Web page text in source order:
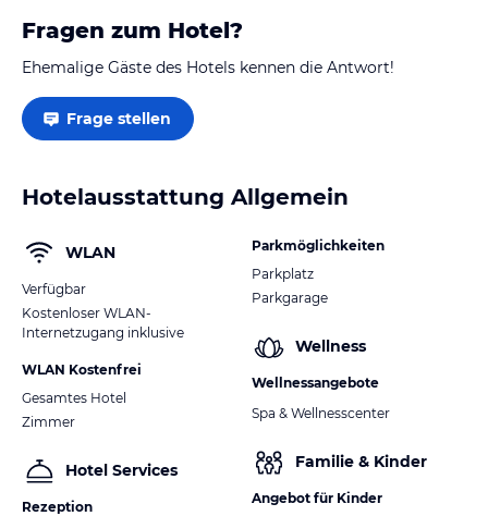
Fragen zum Hotel?
Ehemalige Gäste des Hotels kennen die Antwort!
Frage stellen
Hotelausstattung Allgemein
WLAN
Verfügbar
Kostenloser WLAN-
Internetzugang inklusive
WLAN Kostenfrei
Gesamtes Hotel
Zimmer
Hotel Services
Rezeption
Parkmöglichkeiten
Parkplatz
Parkgarage
Wellness
Wellnessangebote
Spa & Wellnesscenter
Familie & Kinder
Angebot für Kinder